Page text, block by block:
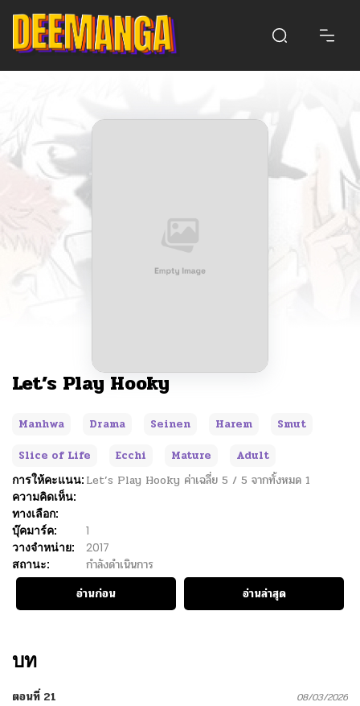
Let’s Play Hooky
Manhwa Drama Seinen Harem
Smut
Slice of Life
Ecchi Mature
Adult
การให้คะแนน: Let’s Play Hooky ค่าเฉลี่ย 5 / 5 จากทั้งหมด 1
ความคิดเห็น:
ทางเลือก:
บุ๊คมาร์ค:
1
วางจำหน่าย:
2017
สถานะ:
กำลังดำเนินการ
อ่านก่อน
อ่านล่าสุด
บท
ตอนที่ 21 08/03/2026